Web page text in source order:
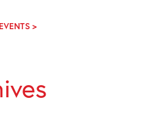
EVENTS >PAGE